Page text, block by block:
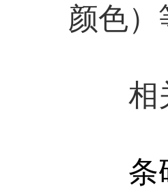
颜色
相关
条码